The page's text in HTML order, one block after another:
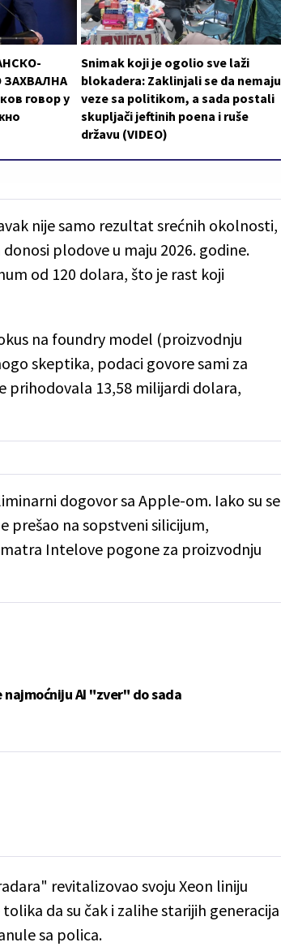
говор у
Snimak koji je ogolio sve laži
blokadera: Zaklinjali se da nemaju
veze sa politikom, a sada postali
skupljači jeftinih poena i ruše
državu (VIDEO)
nije samo rezultat srećnih okolnosti,
plodove u maju 2026. godine.
od 120 dolara, što je rast koji
na foundry model (proizvodnju
skeptika, podaci govore sami za
prihodovala 13,58 milijardi dolara,
dogovor sa Apple-om. Iako su se
prešao na sopstveni silicijum,
Intelove pogone za proizvodnju
AI "zver" do sada
revitalizovao svoju Xeon liniju
da su čak i zalihe starijih generacija
sa polica.